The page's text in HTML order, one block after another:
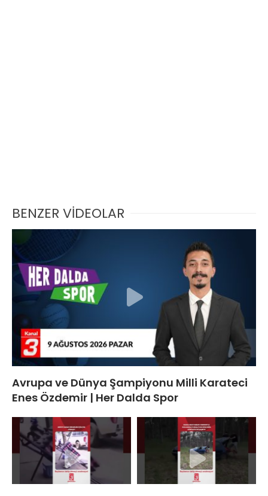
BENZER VİDEOLAR
Avrupa ve Dünya Şampiyonu Milli Karateci
Enes Özdemir | Her Dalda Spor